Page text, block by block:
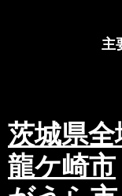
主
茨城県
龍ケ崎市